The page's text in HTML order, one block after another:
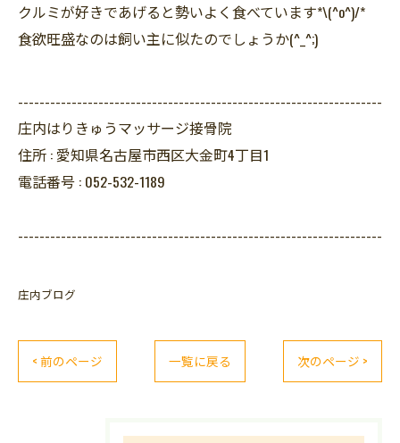
クルミが好きであげると勢いよく食べています*\(^o^)/*
食欲旺盛なのは飼い主に似たのでしょうか(^_^;)
--------------------------------------------------------------------
庄内はりきゅうマッサージ接骨院
住所 : 愛知県名古屋市西区大金町4丁目1
電話番号 : 052-532-1189
--------------------------------------------------------------------
庄内ブログ
< 前のページ 一覧に戻る 次のページ >